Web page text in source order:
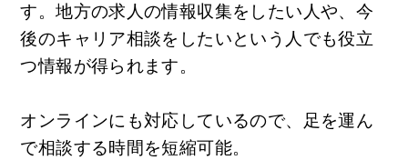
す。地方の求人の情報収集をしたい人や、今
後のキャリア相談をしたいという人でも役立
つ情報が得られます。
オンラインにも対応しているので、足を運ん
で相談する時間を短縮可能。